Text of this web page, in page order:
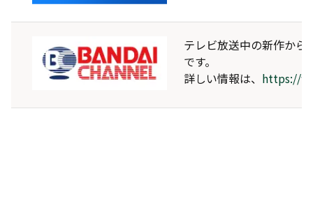
テレビ放送中の新作から
です。
詳しい情報は、 https://